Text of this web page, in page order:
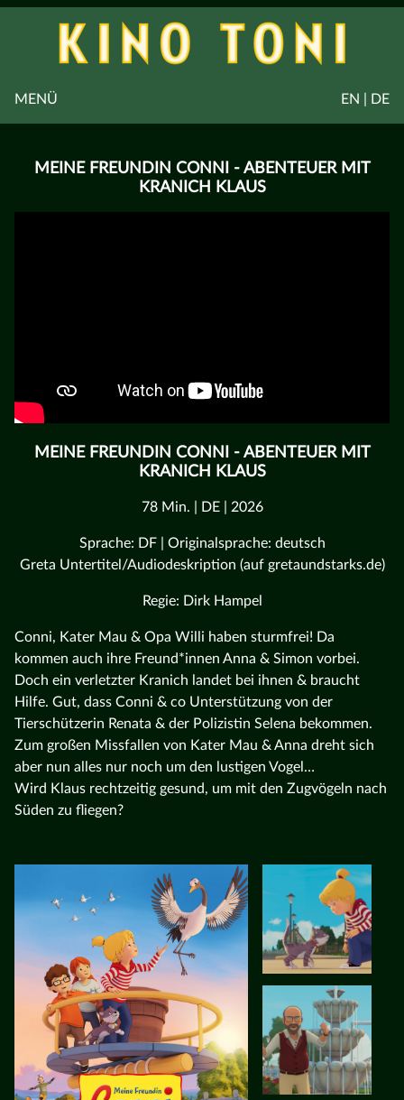
EN | DE
MENÜ
MEINE FREUNDIN CONNI - ABENTEUER MIT
KRANICH KLAUS
MEINE FREUNDIN CONNI - ABENTEUER MIT
KRANICH KLAUS
78 Min. | DE | 2026
Sprache: DF | Originalsprache: deutsch
Greta Untertitel/Audiodeskription (auf gretaundstarks.de)
Regie: Dirk Hampel
Conni, Kater Mau & Opa Willi haben sturmfrei! Da
kommen auch ihre Freund*innen Anna & Simon vorbei.
Doch ein verletzter Kranich landet bei ihnen & braucht
Hilfe. Gut, dass Conni & co Unterstützung von der
Tierschützerin Renata & der Polizistin Selena bekommen.
Zum großen Missfallen von Kater Mau & Anna dreht sich
aber nun alles nur noch um den lustigen Vogel…
Wird Klaus rechtzeitig gesund, um mit den Zugvögeln nach
Süden zu fliegen?